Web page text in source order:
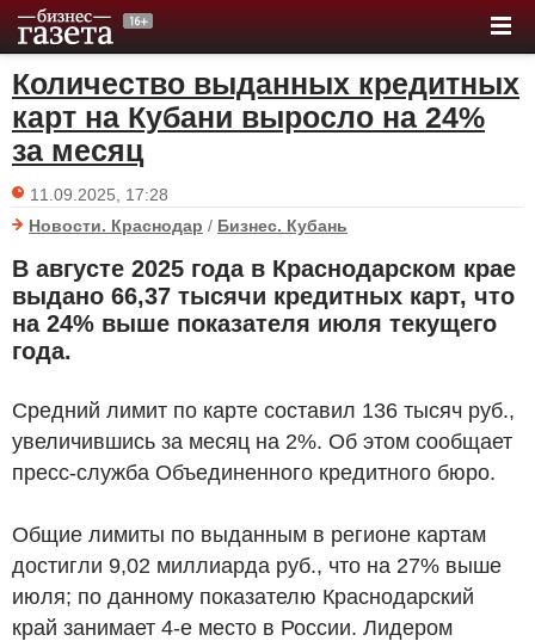
Количество выданных кредитных
карт на Кубани выросло на 24%
за месяц
11.09.2025, 17:28
Новости. Краснодар / Бизнес. Кубань
В августе 2025 года в Краснодарском крае
выдано 66,37 тысячи кредитных карт, что
на 24% выше показателя июля текущего
года.
Средний лимит по карте составил 136 тысяч руб.,
увеличившись за месяц на 2%. Об этом сообщает
пресс-служба Объединенного кредитного бюро.
Общие лимиты по выданным в регионе картам
достигли 9,02 миллиарда руб., что на 27% выше
июля; по данному показателю Краснодарский
край занимает 4-е место в России. Лидером